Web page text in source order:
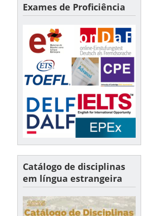
Exames de Proficiência
Catálogo de disciplinas
em língua estrangeira